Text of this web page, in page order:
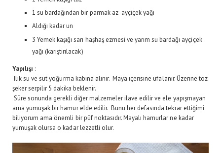
1 su bardağından bir parmak az ayçiçek yağı
Aldığı kadar un
3 Yemek kaşığı sarı haşhaş ezmesi ve yarım su bardağı ayçiçek
yağı (karıştırılacak)
Yapılışı :
Ilık su ve süt yoğurma kabına alınır. Maya içerisine ufalanır. Üzerine toz
şeker serpilir 5 dakika beklenir.
Süre sonunda gerekli diğer malzemeler ilave edilir ve ele yapışmayan
ama yumuşak bir hamur elde edilir. Bunu her defasında tekrar ettiğimi
biliyorum ama önemli bir püf noktasıdır. Mayalı hamurlar ne kadar
yumuşak olursa o kadar lezzetli olur.